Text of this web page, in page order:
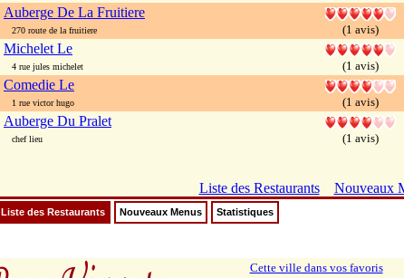
Auberge De La Fruitiere
270 route de la fruitiere (1 avis)
Michelet Le
4 rue jules michelet (1 avis)
Comedie Le
1 rue victor hugo (1 avis)
Auberge Du Pralet
chef lieu (1 avis)
Liste des Restaurants Nouveaux
Liste des Restaurants Nouveaux Menus Statistiques
Cette ville dans vos favoris